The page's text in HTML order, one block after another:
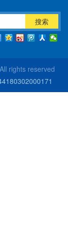
搜索
rights reserved